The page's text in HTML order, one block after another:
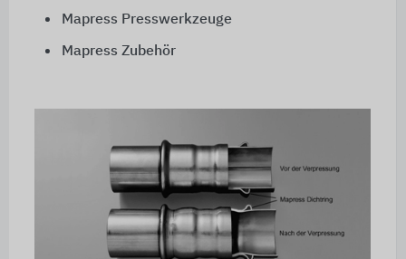
Mapress Presswerkzeuge
Mapress Zubehör